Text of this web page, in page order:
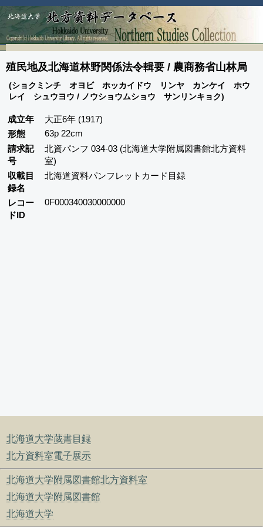
北海道大学蔵書目録
北方資料室電子展示
北海道大学附属図書館北方資料室
北海道大学附属図書館
北海道大学
殖民地及北海道林野関係法令輯要 / 農商務省山林局
(ショクミンチ オヨビ ホッカイドウ リンヤ カンケイ ホウ
レイ シュウヨウ / ノウショウムショウ サンリンキョク)
成立年
大正6年 (1917)
形態
63p 22cm
請求記
号
北資パンフ 034-03 (北海道大学附属図書館北方資料
室)
収載目
録名
北海道資料パンフレットカード目録
レコー
ドID
0F000340030000000